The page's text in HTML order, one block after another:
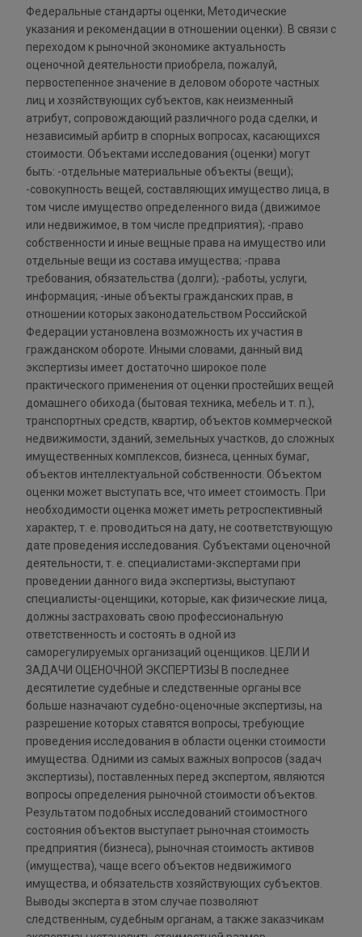
Федеральные стандарты оценки, Методические
указания и рекомендации в отношении оценки). В связи с
переходом к рыночной экономике актуальность
оценочной деятельности приобрела, пожалуй,
первостепенное значение в деловом обороте частных
лиц и хозяйствующих субъектов, как неизменный
атрибут, сопровождающий различного рода сделки, и
независимый арбитр в спорных вопросах, касающихся
стоимости. Объектами исследования (оценки) могут
быть: -отдельные материальные объекты (вещи);
-совокупность вещей, составляющих имущество лица, в
том числе имущество определенного вида (движимое
или недвижимое, в том числе предприятия); -право
собственности и иные вещные права на имущество или
отдельные вещи из состава имущества; -права
требования, обязательства (долги); -работы, услуги,
информация; -иные объекты гражданских прав, в
отношении которых законодательством Российской
Федерации установлена возможность их участия в
гражданском обороте. Иными словами, данный вид
экспертизы имеет достаточно широкое поле
практического применения от оценки простейших вещей
домашнего обихода (бытовая техника, мебель и т. п.),
транспортных средств, квартир, объектов коммерческой
недвижимости, зданий, земельных участков, до сложных
имущественных комплексов, бизнеса, ценных бумаг,
объектов интеллектуальной собственности. Объектом
оценки может выступать все, что имеет стоимость. При
необходимости оценка может иметь ретроспективный
характер, т. е. проводиться на дату, не соответствующую
дате проведения исследования. Субъектами оценочной
деятельности, т. е. специалистами-экспертами при
проведении данного вида экспертизы, выступают
специалисты-оценщики, которые, как физические лица,
должны застраховать свою профессиональную
ответственность и состоять в одной из
саморегулируемых организаций оценщиков. ЦЕЛИ И
ЗАДАЧИ ОЦЕНОЧНОЙ ЭКСПЕРТИЗЫ В последнее
десятилетие судебные и следственные органы все
больше назначают судебно-оценочные экспертизы, на
разрешение которых ставятся вопросы, требующие
проведения исследования в области оценки стоимости
имущества. Одними из самых важных вопросов (задач
экспертизы), поставленных перед экспертом, являются
вопросы определения рыночной стоимости объектов.
Результатом подобных исследований стоимостного
состояния объектов выступает рыночная стоимость
предприятия (бизнеса), рыночная стоимость активов
(имущества), чаще всего объектов недвижимого
имущества, и обязательств хозяйствующих субъектов.
Выводы эксперта в этом случае позволяют
следственным, судебным органам, а также заказчикам